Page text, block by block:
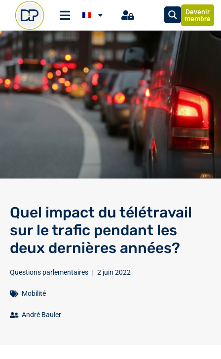
Devenir
membre
Quel impact du télétravail
sur le trafic pendant les
deux dernières années?
Questions parlementaires | 2 juin 2022
Mobilité
André Bauler